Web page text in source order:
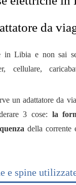
da
in Libia e non sai
cellulare,
un adattatore da
3 cose: la
della corrente
e spine